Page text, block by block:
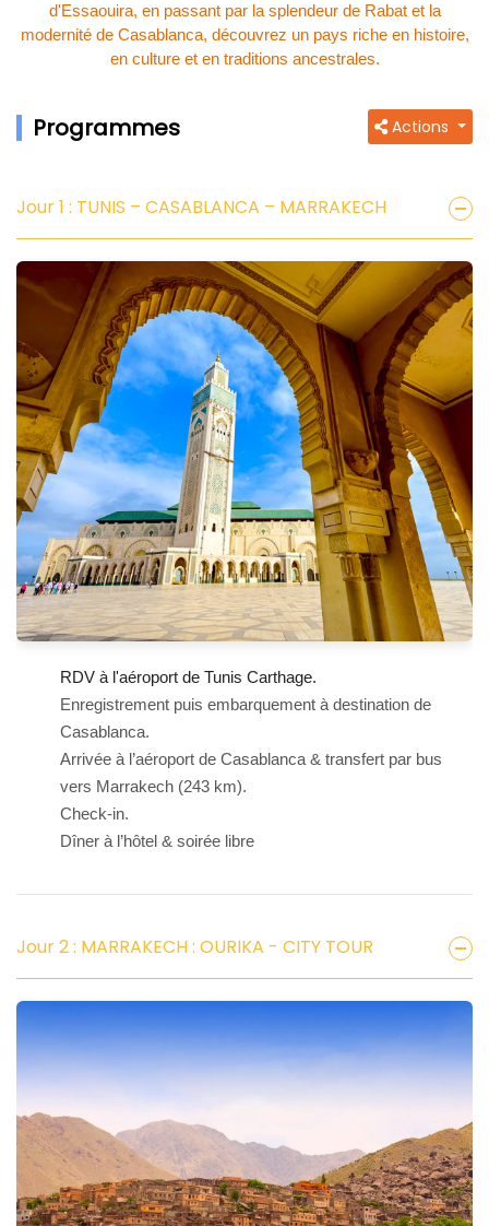
d'Essaouira, en passant par la splendeur de Rabat et la
modernité de Casablanca, découvrez un pays riche en histoire,
en culture et en traditions ancestrales.
Programmes Actions
Jour 1 : TUNIS – CASABLANCA – MARRAKECH
RDV à l'aéroport de Tunis Carthage.
Enregistrement puis embarquement à destination de
Casablanca.
Arrivée à l’aéroport de Casablanca & transfert par bus
vers Marrakech (243 km).
Check-in.
Dîner à l’hôtel & soirée libre
Jour 2 : MARRAKECH : OURIKA - CITY TOUR